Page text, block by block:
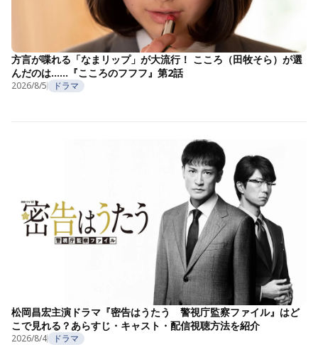
方言が喋れる「なまリップ」が大流行！ こころ（田牧そら）が選
んだのは……『こころのフフフ』第2話
2026/8/5 ドラマ
松岡昌宏主演ドラマ『密告はうたう 警視庁監察ファイル』はど
こで見れる？あらすじ・キャスト・配信視聴方法を紹介
2026/8/4 ドラマ